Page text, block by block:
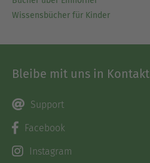
Wissensbücher für Kinder
Bleibe mit uns in Kontakt
Support
Facebook
Instagram